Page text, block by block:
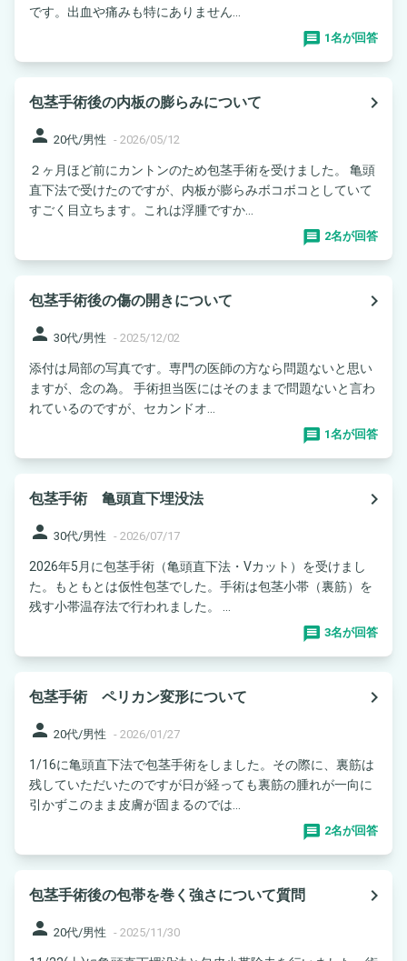
です。出血や痛みも特にありません...
1名が回答
包茎手術後の内板の膨らみについて
navigate_next
person 20代/男性 - 2026/05/12
２ヶ月ほど前にカントンのため包茎手術を受けました。 亀頭
直下法で受けたのですが、内板が膨らみボコボコとしていて
すごく目立ちます。これは浮腫ですか...
2名が回答
包茎手術後の傷の開きについて
navigate_next
person 30代/男性 - 2025/12/02
添付は局部の写真です。専門の医師の方なら問題ないと思い
ますが、念の為。 手術担当医にはそのままで問題ないと言わ
れているのですが、セカンドオ...
1名が回答
包茎手術 亀頭直下埋没法
navigate_next
person 30代/男性 - 2026/07/17
2026年5月に包茎手術（亀頭直下法・Vカット）を受けまし
た。もともとは仮性包茎でした。手術は包茎小帯（裏筋）を
残す小帯温存法で行われました。 ...
3名が回答
包茎手術 ペリカン変形について
navigate_next
person 20代/男性 - 2026/01/27
1/16に亀頭直下法で包茎手術をしました。その際に、裏筋は
残していただいたのですが日が経っても裏筋の腫れが一向に
引かずこのまま皮膚が固まるのでは...
2名が回答
包茎手術後の包帯を巻く強さについて質問
navigate_next
person 20代/男性 - 2025/11/30